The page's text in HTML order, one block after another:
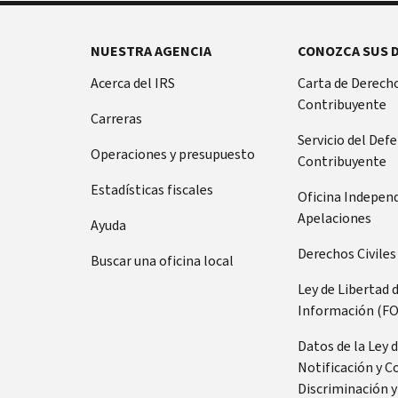
Footer Navigation
NUESTRA AGENCIA
Acerca del IRS
Carreras
Operaciones y presupuesto
Estadísticas fiscales
Ayuda
Buscar una oficina local
CONOZCA SUS
Carta de
Contribuyente
Servicio del
Contribuyente
Oficina
Apelaciones
Derechos Civiles
Ley de Libertad
Información
Datos de la Ley
Notificación y
Discriminación